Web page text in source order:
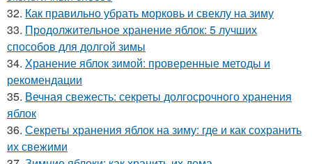
32. Как правильно убрать морковь и свеклу на зиму
33. Продолжительное хранение яблок: 5 лучших
способов для долгой зимы
34. Хранение яблок зимой: проверенные методы и
рекомендации
35. Вечная свежесть: секреты долгосрочного хранения
яблок
36. Секреты хранения яблок на зиму: где и как сохранить
их свежими